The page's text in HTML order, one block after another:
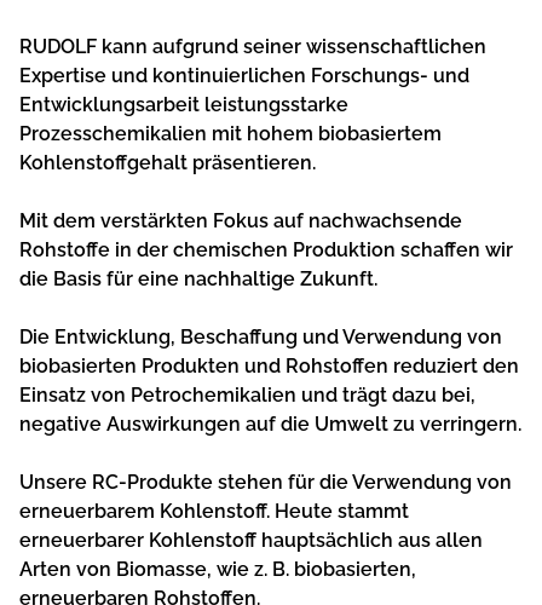
RUDOLF kann aufgrund seiner wissenschaftlichen
Expertise und kontinuierlichen Forschungs- und
Entwicklungsarbeit leistungsstarke
Prozesschemikalien mit hohem biobasiertem
Kohlenstoffgehalt präsentieren.
Mit dem verstärkten Fokus auf nachwachsende
Rohstoffe in der chemischen Produktion schaffen wir
die Basis für eine nachhaltige Zukunft.
Die Entwicklung, Beschaffung und Verwendung von
biobasierten Produkten und Rohstoffen reduziert den
Einsatz von Petrochemikalien und trägt dazu bei,
negative Auswirkungen auf die Umwelt zu verringern.
Unsere RC-Produkte stehen für die Verwendung von
erneuerbarem Kohlenstoff. Heute stammt
erneuerbarer Kohlenstoff hauptsächlich aus allen
Arten von Biomasse, wie z. B. biobasierten,
erneuerbaren Rohstoffen.